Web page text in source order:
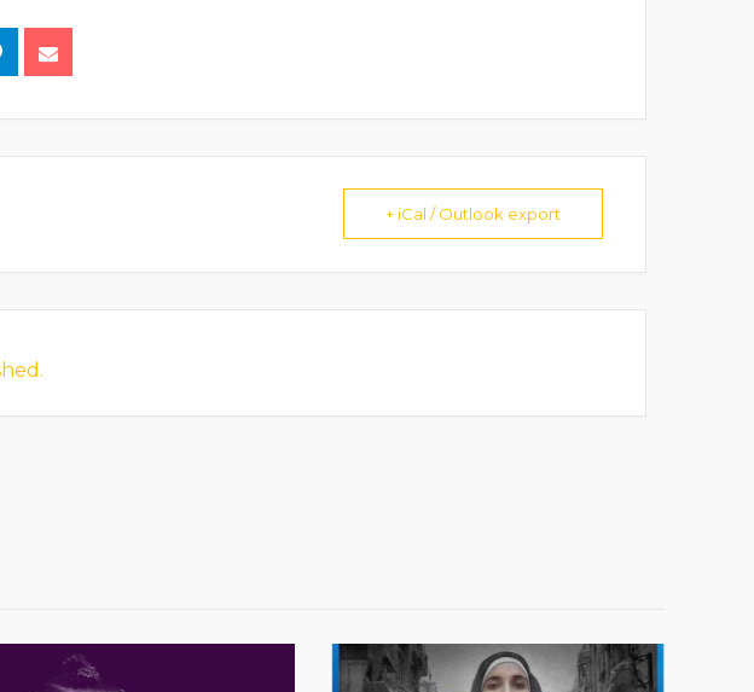
+ iCal / Outlook export